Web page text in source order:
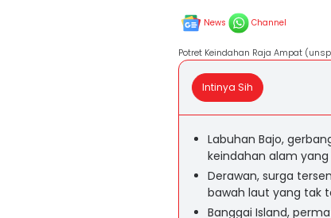
News Channel
Potret Keindahan Raja Ampat
Intinya Sih
Labuhan Bajo,
keindahan alam
Derawan, surga
bawah laut yang tak
Banggai Island,